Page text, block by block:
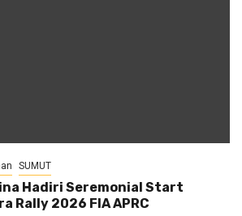
SUMUT
Hadiri Seremonial Start
Rally 2026 FIA APRC